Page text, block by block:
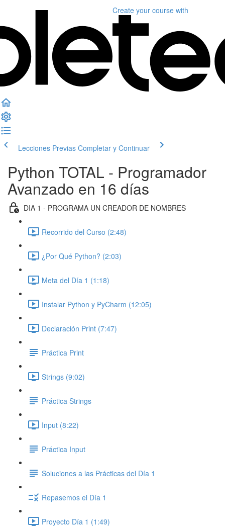
Create your course with
Lecciones Previas Completar y Continuar
Python TOTAL - Programador
Avanzado en 16 días
DIA 1 - PROGRAMA UN CREADOR DE NOMBRES
Recorrido del Curso (2:48)
¿Por Qué Python? (2:03)
Meta del Día 1 (1:18)
Instalar Python y PyCharm (12:05)
Declaración Print (7:47)
Práctica Print
Strings (9:02)
Práctica Strings
Input (8:22)
Práctica Input
Soluciones a las Prácticas del Día 1
Repasemos el Día 1
Proyecto Día 1 (1:49)